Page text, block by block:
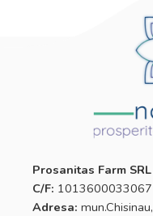
Prosanitas Farm SRL
C/F: 1013600033067
Adresa: mun.Chisinau,